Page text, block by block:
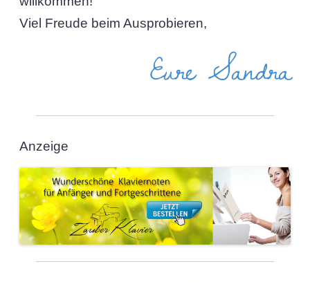
Viel Freude beim Ausprobieren,
Eure Sandra
Anzeige